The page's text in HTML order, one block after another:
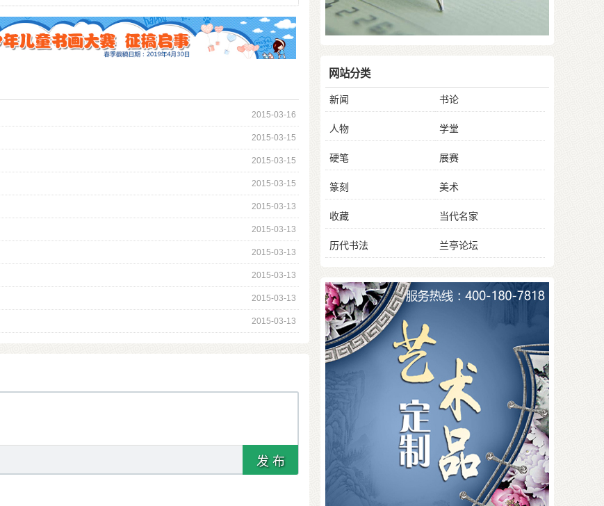
2015-03-16
2015-03-15
2015-03-15
2015-03-15
2015-03-13
2015-03-13
2015-03-13
2015-03-13
2015-03-13
2015-03-13
发 布
网站分类
新闻 书论
人物 学堂
硬笔 展赛
篆刻 美术
收藏 当代名家
历代书法 兰亭论坛